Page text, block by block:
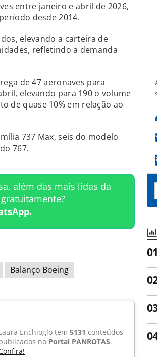
entre janeiro e abril de 2026,
desde 2014.
elevando a carteira de
refletindo a demanda
de 47 aeronaves para
elevando para 190 o volume
de quase 10% em relação ao
737 Max, seis do modelo
767.
além das mais lidas da
gratuitamente?
Balanço Boeing
Enchioglo tem 5131 conteúdos
no Portal PANROTAS.